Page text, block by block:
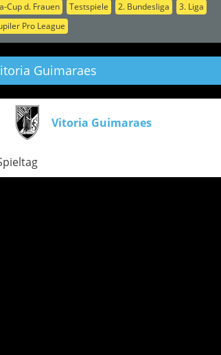
Cup d. Frauen Testspiele 2. Bundesliga
3. Liga
Pro League
Guimaraes
Vitoria Guimaraes